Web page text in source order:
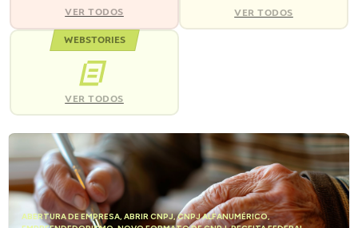
VER TODOS VER TODOS
WEBSTORIES
VER TODOS
ABERTURA DE EMPRESA, ABRIR CNPJ,CNPJ ALFANUMÉRICO,